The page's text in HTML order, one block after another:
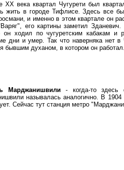
ХХ века квартал Чугурети был
жить в городе Тифлисе. Здесь все
и именно в этом квартале он
его картины заметил
он ходил по чугуретским кабакам и
дни и умер. Так что наверняка нет
бывшим духаном, в котором он работал.
Марджанишвили- когда-то здесь
называлась аналогично. В
Сейчас тут станция метро